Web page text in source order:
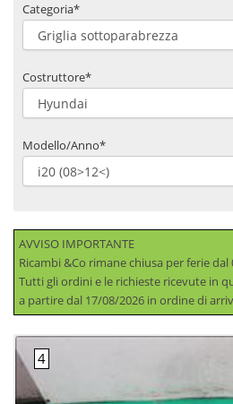
Categoria*
Costruttore*
Modello/Anno*
AVVISO IMPORTANTE
Ricambi &Co rimane chiusa per ferie
Tutti gli ordini e le richieste ricevute in
a partire dal 17/08/2026 in ordine di